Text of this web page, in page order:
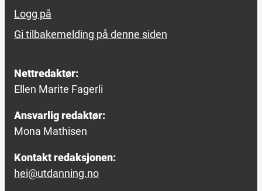
Logg på
Gi tilbakemelding på denne siden
Nettredaktør:
Ellen Marite Fagerli
Ansvarlig redaktør:
Mona Mathisen
Kontakt redaksjonen:
hei@utdanning.no